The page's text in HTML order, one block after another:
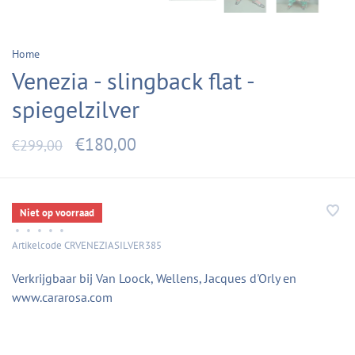
Home
Venezia - slingback flat -
spiegelzilver
€299,00 €180,00
Niet op voorraad
• • • • •
Artikelcode CRVENEZIASILVER385
Verkrijgbaar bij Van Loock, Wellens, Jacques d'Orly en
www.cararosa.com